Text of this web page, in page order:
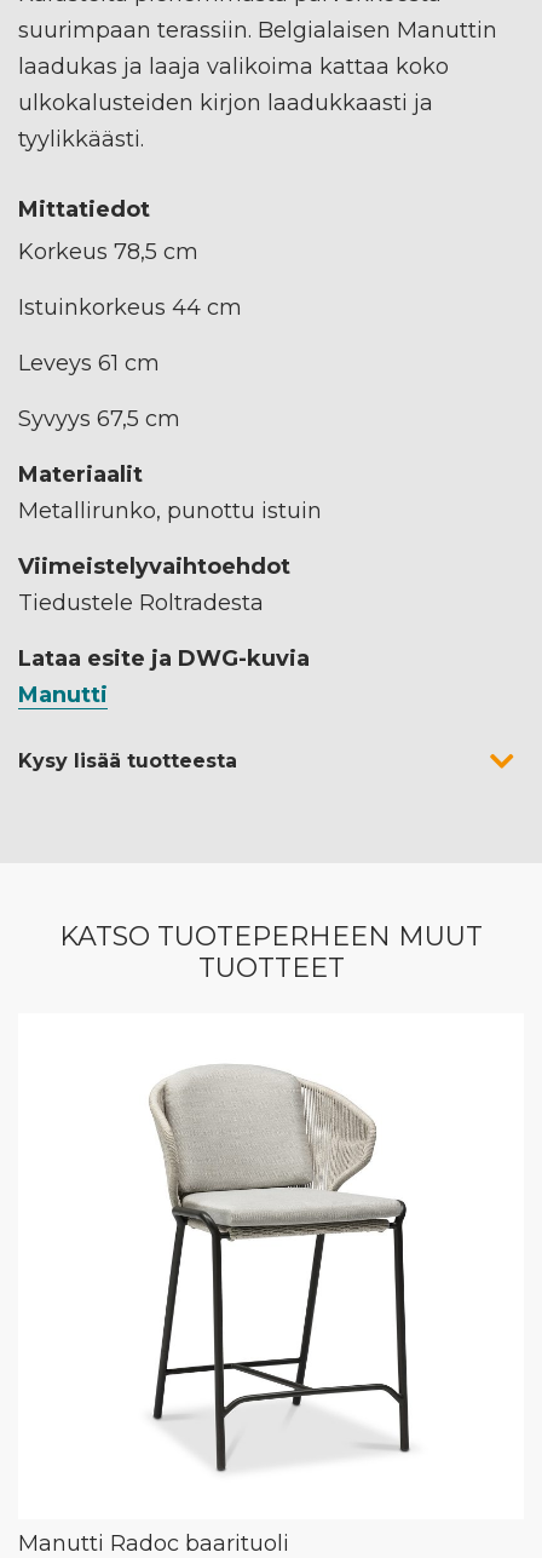
suurimpaan terassiin. Belgialaisen Manuttin
laadukas ja laaja valikoima kattaa koko
ulkokalusteiden kirjon laadukkaasti ja
tyylikkäästi.
Mittatiedot
Korkeus 78,5 cm
Istuinkorkeus 44 cm
Leveys 61 cm
Syvyys 67,5 cm
Materiaalit
Metallirunko, punottu istuin
Viimeistelyvaihtoehdot
Tiedustele Roltradesta
Lataa esite ja DWG-kuvia
Manutti
Kysy lisää tuotteesta
KATSO TUOTEPERHEEN MUUT
TUOTTEET
Manutti Radoc baarituoli